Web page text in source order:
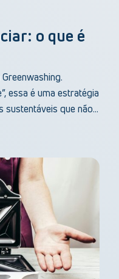
o que é
essa é uma estratégia
que não...